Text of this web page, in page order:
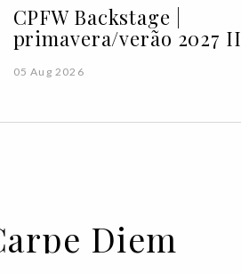
CPFW Backstage |
primavera/verão 2027 II
05 Aug 2026
Diem